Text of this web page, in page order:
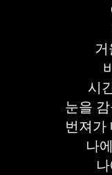
거
시
눈을
번져가
나